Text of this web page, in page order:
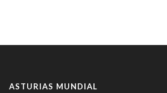
ASTURIAS MUNDIAL